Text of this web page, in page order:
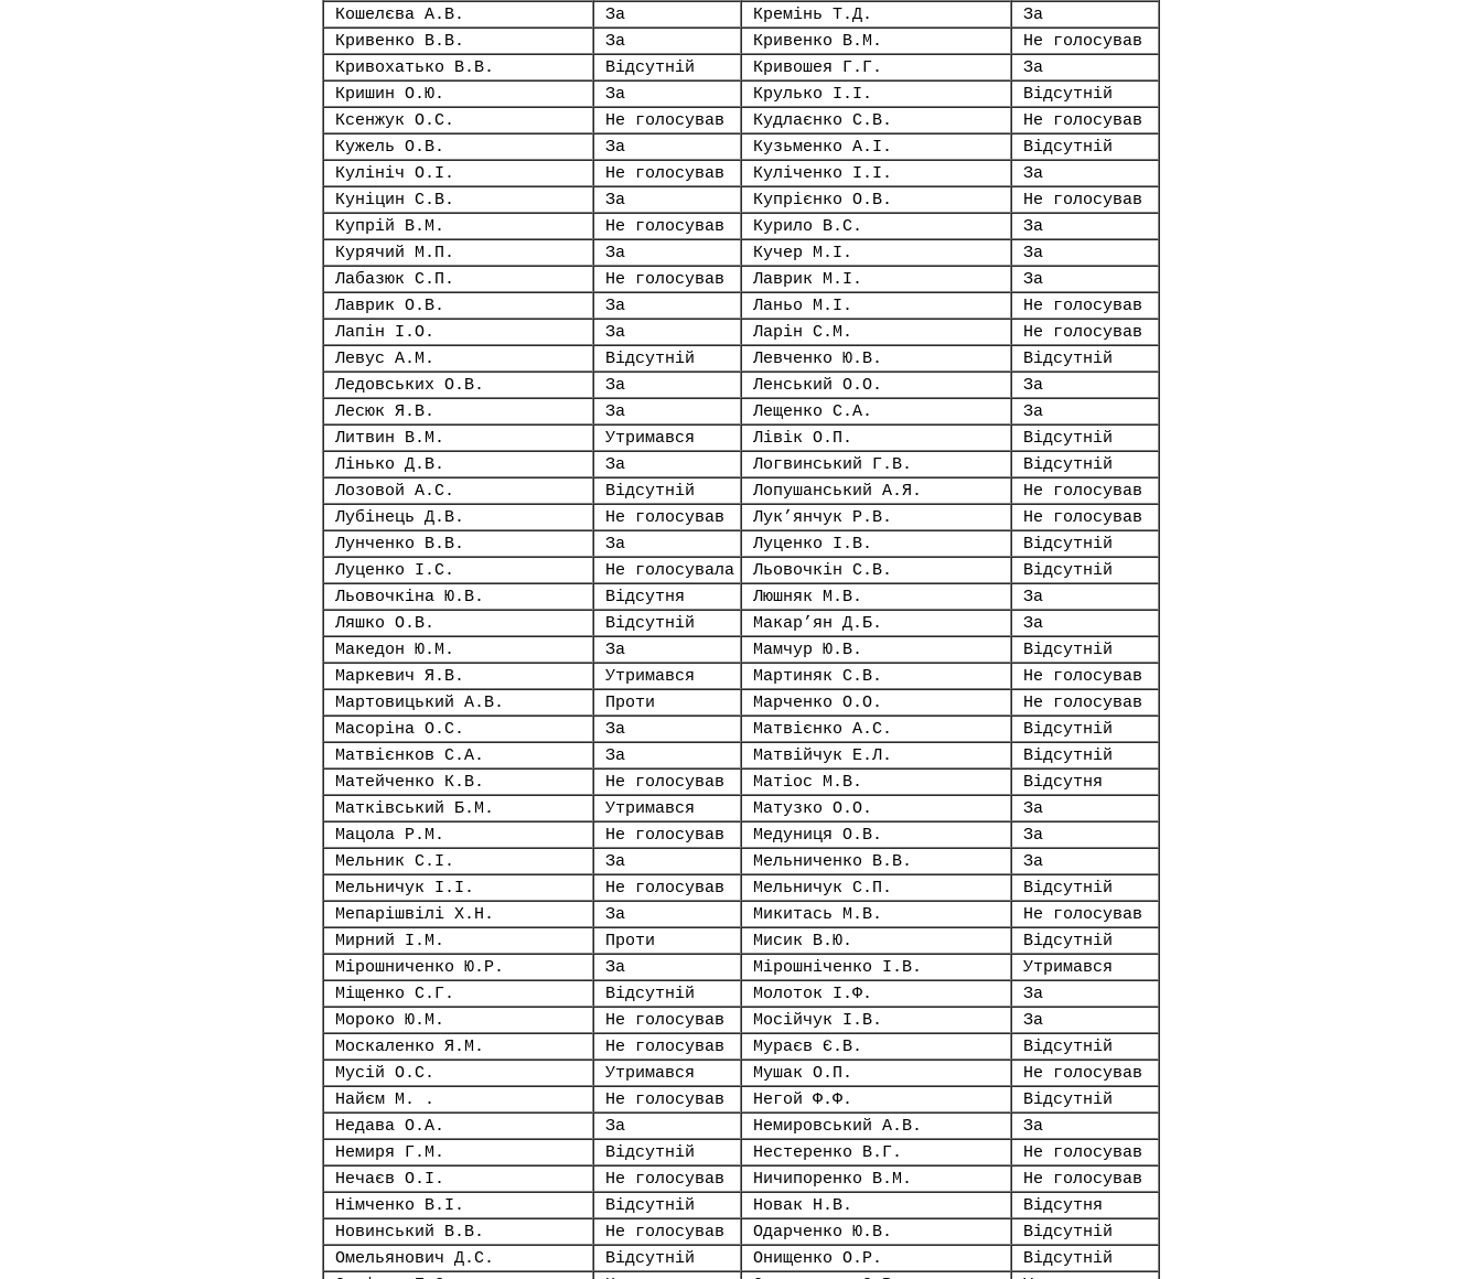
Кошелєва А.В.
За Кремінь Т.Д.
За
Кривенко В.В.
За Кривенко В.М.
Не голосував
Кривохатько В.В.
Відсутній Кривошея Г.Г.
За
Кришин О.Ю.
За Крулько І.І.
Відсутній
Ксенжук О.С.
Не голосував Кудлаєнко С.В.
Не голосував
Кужель О.В.
За Кузьменко А.І.
Відсутній
Кулініч О.І.
Не голосував Куліченко І.І.
За
Куніцин С.В.
За Купрієнко О.В.
Не голосував
Купрій В.М.
Не голосував Курило В.С.
За
Курячий М.П.
За Кучер М.І.
За
Лабазюк С.П.
Не голосував Лаврик М.І.
За
Лаврик О.В.
За Ланьо М.І.
Не голосував
Лапін І.О.
За Ларін С.М.
Не голосував
Левус А.М.
Відсутній Левченко Ю.В.
Відсутній
Ледовських О.В.
За Ленський О.О.
За
Лесюк Я.В.
За Лещенко С.А.
За
Литвин В.М.
Утримався Лівік О.П.
Відсутній
Лінько Д.В.
За Логвинський Г.В.
Відсутній
Лозовой А.С.
Відсутній Лопушанський А.Я.
Не голосував
Лубінець Д.В.
Не голосував Лук’янчук Р.В.
Не голосував
Лунченко В.В.
За Луценко І.В.
Відсутній
Луценко І.С.
Не голосувала Льовочкін С.В.
Відсутній
Льовочкіна Ю.В.
Відсутня Люшняк М.В.
За
Ляшко О.В.
Відсутній Макар’ян Д.Б.
За
Македон Ю.М.
За Мамчур Ю.В.
Відсутній
Маркевич Я.В.
Утримався Мартиняк С.В.
Не голосував
Мартовицький А.В.
Проти Марченко О.О.
Не голосував
Масоріна О.С.
За Матвієнко А.С.
Відсутній
Матвієнков С.А.
За Матвійчук Е.Л.
Відсутній
Матейченко К.В.
Не голосував Матіос М.В.
Відсутня
Матківський Б.М.
Утримався Матузко О.О.
За
Мацола Р.М.
Не голосував Медуниця О.В.
За
Мельник С.І.
За Мельниченко В.В.
За
Мельничук І.І.
Не голосував Мельничук С.П.
Відсутній
Мепарішвілі Х.Н.
За Микитась М.В.
Не голосував
Мирний І.М.
Проти Мисик В.Ю.
Відсутній
Мірошниченко Ю.Р.
За Мірошніченко І.В.
Утримався
Міщенко С.Г.
Відсутній Молоток І.Ф.
За
Мороко Ю.М.
Не голосував Мосійчук І.В.
За
Москаленко Я.М.
Не голосував Мураєв Є.В.
Відсутній
Мусій О.С.
Утримався Мушак О.П.
Не голосував
Найєм М. .
Не голосував Негой Ф.Ф.
Відсутній
Недава О.А.
За Немировський А.В.
За
Немиря Г.М.
Відсутній Нестеренко В.Г.
Не голосував
Нечаєв О.І.
Не голосував Ничипоренко В.М.
Не голосував
Німченко В.І.
Відсутній Новак Н.В.
Відсутня
Новинський В.В.
Не голосував Одарченко Ю.В.
Відсутній
Омельянович Д.С.
Відсутній Онищенко О.Р.
Відсутній